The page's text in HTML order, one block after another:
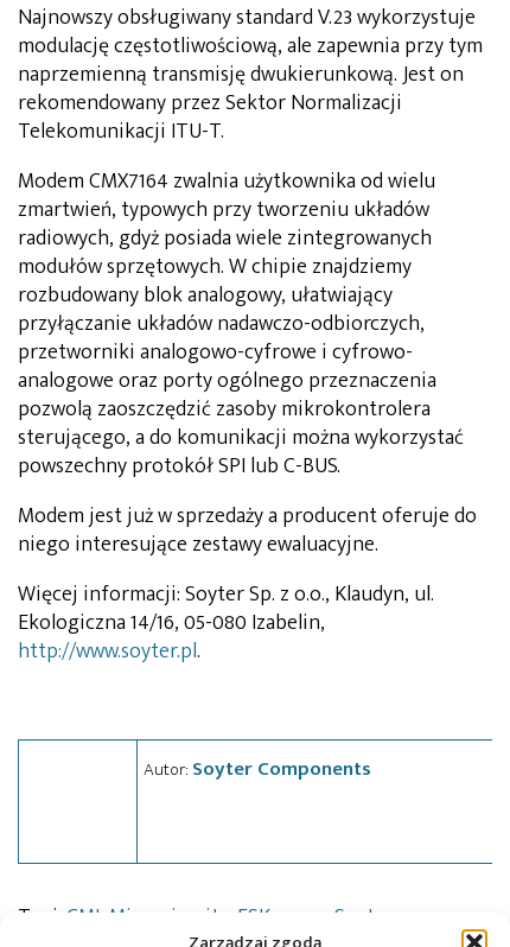
Najnowszy obsługiwany standard V.23 wykorzystuje
modulację częstotliwościową, ale zapewnia przy tym
naprzemienną transmisję dwukierunkową. Jest on
rekomendowany przez Sektor Normalizacji
Telekomunikacji ITU-T.
Modem CMX7164 zwalnia użytkownika od wielu
zmartwień, typowych przy tworzeniu układów
radiowych, gdyż posiada wiele zintegrowanych
modułów sprzętowych. W chipie znajdziemy
rozbudowany blok analogowy, ułatwiający
przyłączanie układów nadawczo-odbiorczych,
przetworniki analogowo-cyfrowe i cyfrowo-
analogowe oraz porty ogólnego przeznaczenia
pozwolą zaoszczędzić zasoby mikrokontrolera
sterującego, a do komunikacji można wykorzystać
powszechny protokół SPI lub C-BUS.
Modem jest już w sprzedaży a producent oferuje do
niego interesujące zestawy ewaluacyjne.
Więcej informacji: Soyter Sp. z o.o., Klaudyn, ul.
Ekologiczna 14/16, 05-080 Izabelin,
http://www.soyter.pl.
Autor: Soyter Components
Tagi: CML Microcircuits FSK Soyter